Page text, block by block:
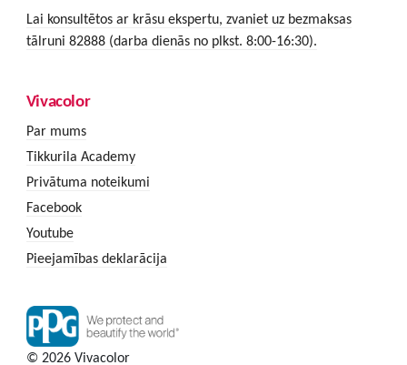
Lai konsultētos ar krāsu ekspertu, zvaniet uz bezmaksas
tālruni 82888 (darba dienās no plkst. 8:00-16:30).
Vivacolor
Par mums
Tikkurila Academy
Privātuma noteikumi
Facebook
Youtube
Pieejamības deklarācija
© 2026 Vivacolor